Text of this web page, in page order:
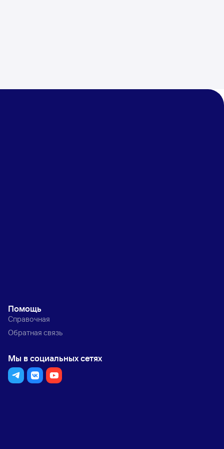
Помощь
Справочная
Обратная связь
Мы в социальных сетях